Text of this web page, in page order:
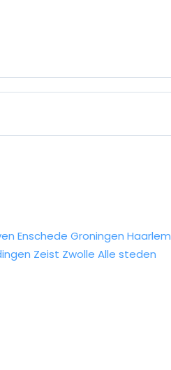
Enschede Groningen Haarlem
Zeist Zwolle Alle steden